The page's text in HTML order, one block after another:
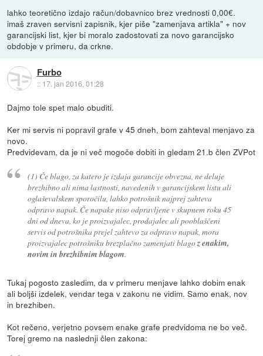
lahko teoretično izdajo račun/dobavnico brez vrednosti 0,00€.
imaš zraven servisni zapisnik, kjer piše "zamenjava artikla" + nov
garancijski list, kjer bi moralo zadostovati za novo garancijsko
obdobje v primeru, da crkne.
Furbo
:: 17. jan 2016, 01:28
Dajmo tole spet malo obuditi.
Ker mi servis ni popravil grafe v 45 dneh, bom zahteval menjavo za
novo.
Predvidevam, da je ni več mogoče dobiti in gledam 21.b člen ZVPot
(1) Če blago, za katero je izdaja garancije obvezna, ne deluje
brezhibno ali nima lastnosti, navedenih v garancijskem listu ali
oglaševalskem sporočilu, lahko potrošnik najprej zahteva
odpravo napak. Če napake niso odpravljene v skupnem roku 45
dni od dneva, ko je proizvajalec, prodajalec ali pooblaščeni
servis od potrošnika prejel zahtevo za odpravo napak, mora
proizvajalec potrošniku brezplačno zamenjati blagoz enakim,
novim in brezhibnim blagom.
Tukaj pogosto zasledim, da v primeru menjave lahko dobim enak
ali boljši izdelek, vendar tega v zakonu ne vidim. Samo enak, nov
in brezhiben.
Kot rečeno, verjetno povsem enake grafe predvidoma ne bo več.
Torej gremo na naslednji člen zakona: